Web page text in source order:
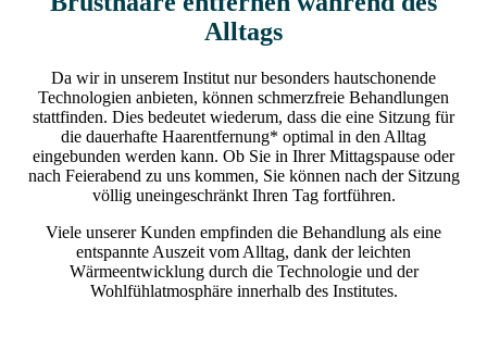
Alltags
Da wir in unserem Institut nur besonders hautschonende
Technologien anbieten, können schmerzfreie Behandlungen
stattfinden. Dies bedeutet wiederum, dass die eine Sitzung für
die dauerhafte Haarentfernung* optimal in den Alltag
eingebunden werden kann. Ob Sie in Ihrer Mittagspause oder
nach Feierabend zu uns kommen, Sie können nach der Sitzung
völlig uneingeschränkt Ihren Tag fortführen.
Viele unserer Kunden empfinden die Behandlung als eine
entspannte Auszeit vom Alltag, dank der leichten
Wärmeentwicklung durch die Technologie und der
Wohlfühlatmosphäre innerhalb des Institutes.